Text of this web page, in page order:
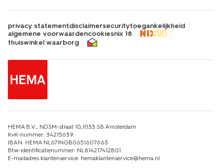
privacy statementdisclaimersecuritytoegankelijkheid
algemene voorwaardencookiesnix 18
thuiswinkel waarborg
HEMA B.V., NDSM-straat 10,1033 SB Amsterdam
KvK-nummer: 34215639
IBAN: HEMA NL67INGB0651607663
Btw-identificatienummer: NL814217412B01
E-mailadres klantenservice: hemaklantenservice@hema.nl